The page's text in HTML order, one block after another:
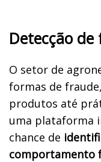
Detecção
O setor de
formas de
produtos até
uma plataforma
chance de
comportamento